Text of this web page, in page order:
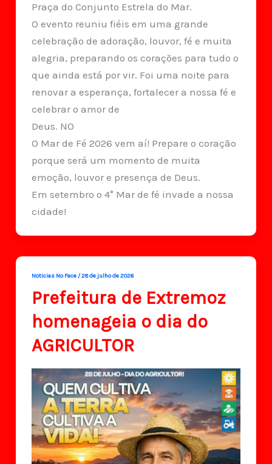
Praça do Conjunto Estrela do Mar.
O evento reuniu fiéis em uma grande
celebração de adoração, louvor, fé e muita
alegria, preparando os corações para tudo o
que ainda está por vir. Foi uma noite para
renovar a esperança, fortalecer a nossa fé e
celebrar o amor de
Deus. NO
O Mar de Fé 2026 vem aí! Prepare o coração
porque será um momento de muita
emoção, louvor e presença de Deus.
Em setembro o 4° Mar de fé invade a nossa
cidade!
Noticias No Face /28 de julho de 2026
Prefeitura de Extremoz
homenageia o dia do
AGRICULTOR